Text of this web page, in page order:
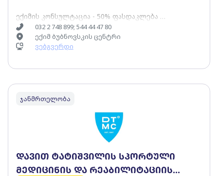
ექიმის კონსულტაცია - 50% ფასდაკლება
კურსი მასაჟით - 15% კურსი მასაჟის გარეშე - 15%
032 2 748 899; 544 44 47 80
ექიმ ბუბნოვსკის ცენტრი
ვებგვერდი
ჯანმრთელობა
დავით ტატიშვილის სპორტული
მედიცინის და რეაბილიტაციის